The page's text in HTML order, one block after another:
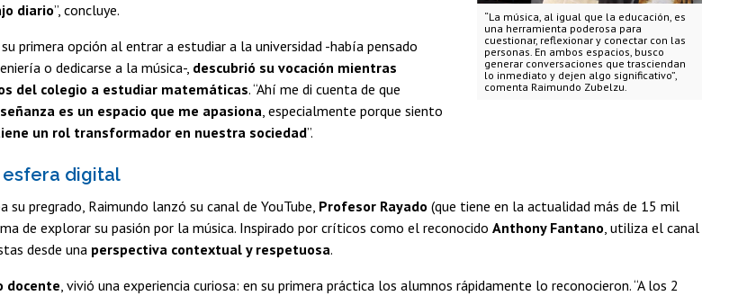
“La música, al igual que la educación, es
una herramienta poderosa para
cuestionar, reflexionar y conectar con las
personas. En ambos espacios, busco
generar conversaciones que trasciendan
lo inmediato y dejen algo significativo”,
comenta Raimundo Zubelzu.
diario”, concluye.
primera opción al entrar a estudiar a la universidad -había pensado
o dedicarse a la música-, descubrió su vocación mientras
del colegio a estudiar matemáticas. “Ahí me di cuenta de que
es un espacio que me apasiona, especialmente porque siento
un rol transformador en nuestra sociedad”.
esfera digital
su pregrado, Raimundo lanzó su canal de YouTube, Profesor Rayado (que tiene en la actualidad más de 15 mil
de explorar su pasión por la música. Inspirado por críticos como el reconocido Anthony Fantano, utiliza el canal
desde una perspectiva contextual y respetuosa.
docente, vivió una experiencia curiosa: en su primera práctica los alumnos rápidamente lo reconocieron. “A los 2